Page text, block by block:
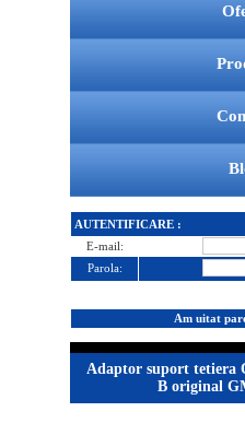
AUTENTIFICARE :
E-mail:
Parola:
Am uitat
Adaptor suport tetiera
B original